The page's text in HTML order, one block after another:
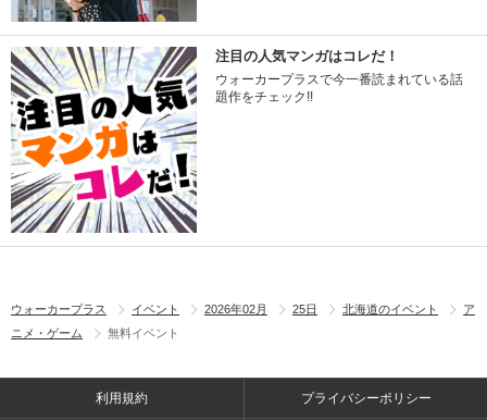
注目の人気マンガはコレだ！
ウォーカープラスで今一番読まれている話
題作をチェック!!
ウォーカープラス イベント 2026年02月 25日 北海道のイベント
ア
ニメ・ゲーム
無料イベント
利用規約 プライバシーポリシー